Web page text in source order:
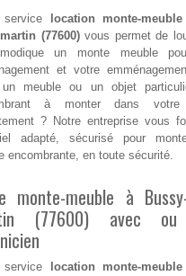
service
location monte-
(77600)vous permet de
un monte meuble
et votre
meuble ou un objet
à monter dans votre
? Notre entreprise vous
adapté, sécurisé pour
encombrante, en toute sécurité.
monte-meuble à
(77600) avec ou
service
location monte-